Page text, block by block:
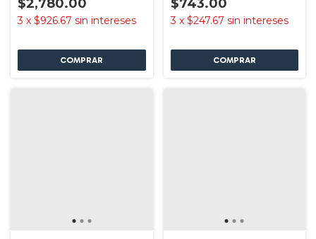
$2,780.00
3 x $926.67 sin intereses
$743.00
3 x $247.67 sin intereses